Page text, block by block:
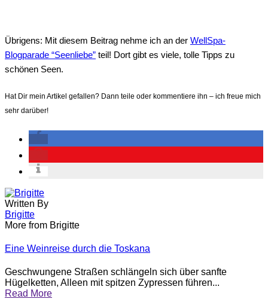
Übrigens: Mit diesem Beitrag nehme ich an der WellSpa-
Blogparade “Seenliebe” teil! Dort gibt es viele, tolle Tipps zu
schönen Seen.
Hat Dir mein Artikel gefallen? Dann teile oder kommentiere ihn – ich freue mich
sehr darüber!
Written By
Brigitte
More from Brigitte
Eine Weinreise durch die Toskana
Geschwungene Straßen schlängeln sich über sanfte
Hügelketten, Alleen mit spitzen Zypressen führen...
Read More